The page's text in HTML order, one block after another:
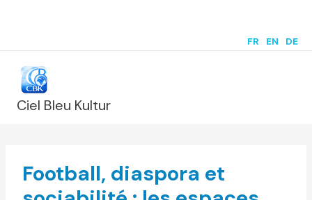
FR EN DE
Ciel Bleu Kultur
Football, diaspora et